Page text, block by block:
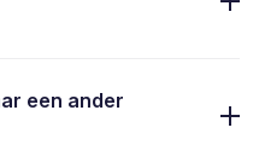
een ander